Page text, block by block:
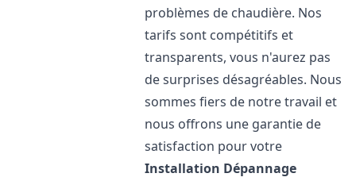
problèmes de chaudière. Nos
tarifs sont compétitifs et
transparents, vous n'aurez pas
de surprises désagréables. Nous
sommes fiers de notre travail et
nous offrons une garantie de
satisfaction pour votre
Installation Dépannage